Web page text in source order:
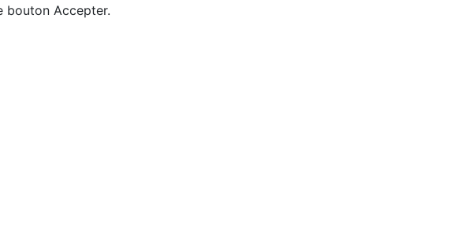
bouton Accepter.